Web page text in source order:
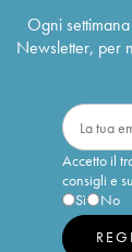
Ogni
Newsletter, per
Accetto il
consigli e
Sì
No